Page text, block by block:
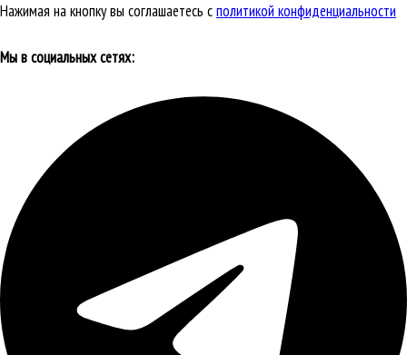
Нажимая на кнопку вы соглашаетесь сполитикой конфиденциальности
Мы в социальных сетях: